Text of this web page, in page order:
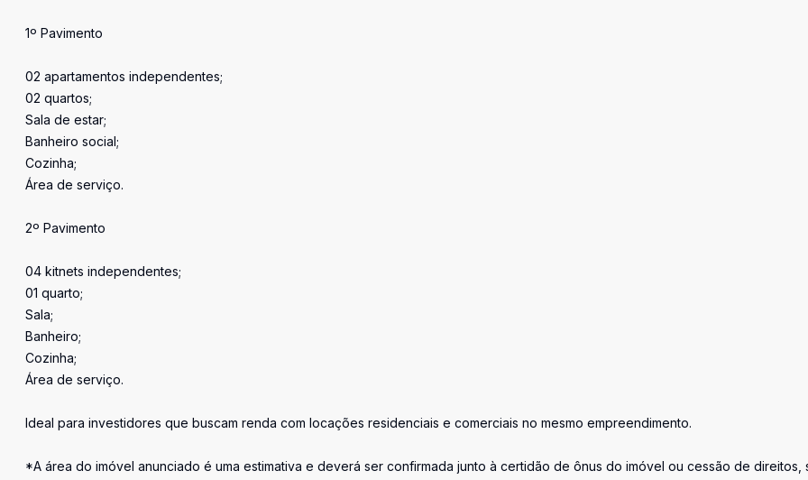
1º Pavimento
02 apartamentos independentes;
02 quartos;
Sala de estar;
Banheiro social;
Cozinha;
Área de serviço.
2º Pavimento
04 kitnets independentes;
01 quarto;
Sala;
Banheiro;
Cozinha;
Área de serviço.
Ideal para investidores que buscam renda com locações residenciais e comerciais no mesmo empreendimento.
*A área do imóvel anunciado é uma estimativa e deverá ser confirmada junto à certidão de ônus do imóvel ou cessão de direitos,